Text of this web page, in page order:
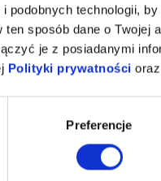
podobnych technologii,
sposób dane o
je z posiadanymi
Polityki prywatności
Preferencje